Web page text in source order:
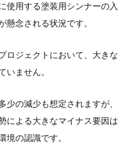
使用する塗装用シンナーの入
念される状況です。
ロジェクトにおいて、大きな
いません。
の減少も想定されますが、
による大きなマイナス要因は
境の認識です。